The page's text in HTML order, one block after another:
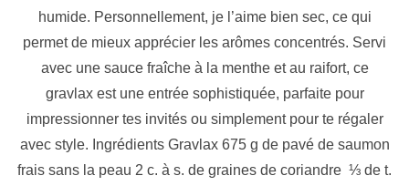
humide. Personnellement, je l’aime bien sec, ce qui
permet de mieux apprécier les arômes concentrés. Servi
avec une sauce fraîche à la menthe et au raifort, ce
gravlax est une entrée sophistiquée, parfaite pour
impressionner tes invités ou simplement pour te régaler
avec style. Ingrédients Gravlax 675 g de pavé de saumon
frais sans la peau 2 c. à s. de graines de coriandre ⅓ de t.